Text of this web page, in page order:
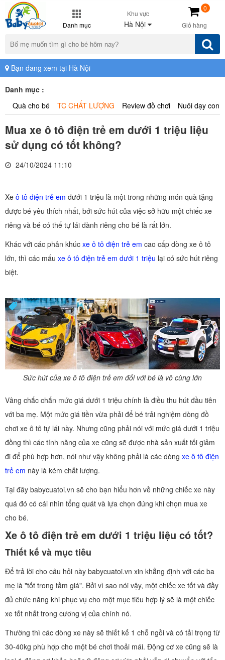
Danh mục
Khu vực
Hà Nội Giỏ hàng
0
Bạn đang xem tại Hà Nội
Danh mục :
Quà cho bé
TC CHẤT LƯỢNG Review đồ chơi Nuôi dạy con
Mua xe ô tô điện trẻ em dưới 1 triệu liệu
sử dụng có tốt không?
24/10/2024 11:10
Xe ô tô điện trẻ em dưới 1 triệu là một trong những món quà tặng
được bé yêu thích nhất, bới sức hút của việc sở hữu một chiếc xe
riêng và bé có thể tự lái dành riêng cho bé là rất lớn.
Khác với các phân khúc xe ô tô điện trẻ em cao cấp dòng xe ô tô
lớn, thì các mấu xe ô tô điện trẻ em dưới 1 triệu lại có sức hút riêng
biệt.
Sức hút của xe ô tô điện trẻ em đối với bé là vô cùng lớn
Vâng chắc chắn mức giá dưới 1 triệu chính là điều thu hút đầu tiên
với ba mẹ. Một mức giá tiền vừa phải để bé trải nghiệm dòng đồ
chơi xe ô tô tự lái này. Nhưng cũng phải nói với mức giá dưới 1 triệu
đồng thì các tính năng của xe cũng sẽ được nhà sản xuất tối giảm
đi để phù hợp hơn, nói như vậy không phải là các dòng xe ô tô điện
trẻ em này là kém chất lượng.
Tại đây babycuatoi.vn sẽ cho bạn hiểu hơn về những chiếc xe này
quá đó có cái nhìn tổng quát và lựa chọn đúng khi chọn mua xe
cho bé.
Xe ô tô điện trẻ em dưới 1 triệu liệu có tốt?
Thiết kế và mục tiêu
Để trả lời cho câu hỏi này babycuatoi.vn xin khẳng định với các ba
mẹ là "tốt trong tầm giá". Bởi vì sao nói vậy, một chiếc xe tốt và đầy
đủ chức năng khi phục vụ cho một mục tiêu hợp lý sẽ là một chiếc
xe tốt nhất trong cương vị của chính nó.
Thường thì các dòng xe này sẽ thiết kế 1 chỗ ngồi và có tải trọng từ
30-40kg phù hợp cho một bé chơi thoải mái. Động cơ xe cũng sẽ là